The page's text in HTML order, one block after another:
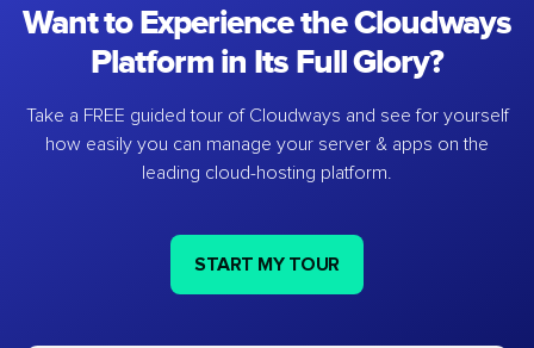
Want to Experience the Cloudways
Platform in Its Full Glory?
Take a FREE guided tour of Cloudways and see for yourself
how easily you can manage your server & apps on the
leading cloud-hosting platform.
START MY TOUR